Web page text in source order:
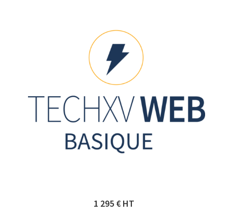
1 295 € HT